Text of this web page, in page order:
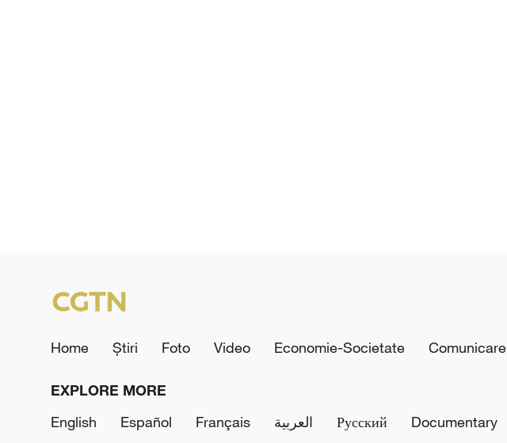
Home Știri Foto Video Economie-Societate Comunicare
EXPLORE MORE
English
Español Français العربية Русский Documentary